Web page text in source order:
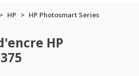
HP
HP Photosmart Series
HP